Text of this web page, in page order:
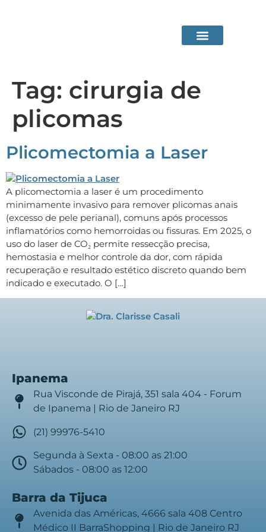
Tag: cirurgia de
plicomas
Plicomectomia a Laser
A plicomectomia a laser é um procedimento
minimamente invasivo para remover plicomas anais
(excesso de pele perianal), comuns após processos
inflamatórios como hemorroidas ou fissuras. Em 2025, o
uso do laser de CO₂ permite ressecção precisa,
hemostasia e melhor controle da dor, com rápida
recuperação e resultado estético discreto quando bem
indicado e executado. O […]
Ipanema
Rua Visconde de Pirajá, 351 sala 404 - Forum
de Ipanema | Rio de Janeiro RJ
(21) 99976-5410
Segunda à Sexta - 08:00 as 21:00
Sábados - 08:00 as 12:00
Barra da Tijuca
Avenida das Américas, 4666 sala 408 Centro
Médico II BarraShopping | Rio de Janeiro RJ